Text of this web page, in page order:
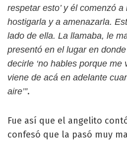
respetar esto’ y él comenzó
hostigarla y a amenazarla.
lado de ella. La llamaba, le
presentó en el lugar en
decirle ‘no hables porque me
viene de acá en adelante
aire’”.
Fue así que el angelito
confesó que la pasó muy